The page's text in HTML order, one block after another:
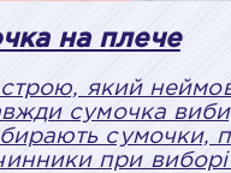
на плече
який
сумочка
при